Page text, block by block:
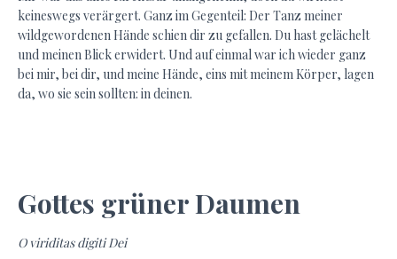
keineswegs verärgert. Ganz im Gegenteil: Der Tanz meiner
wildgewordenen Hände schien dir zu gefallen. Du hast gelächelt
und meinen Blick erwidert. Und auf einmal war ich wieder ganz
bei mir, bei dir, und meine Hände, eins mit meinem Körper, lagen
da, wo sie sein sollten: in deinen.
Gottes grüner Daumen
O viriditas digiti Dei